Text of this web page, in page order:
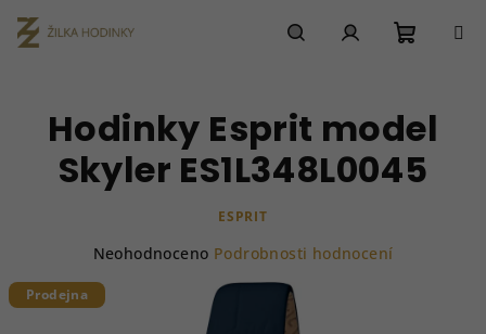
na
obsah
košík
Hodinky Esprit model
Skyler ES1L348L0045
ESPRIT
produktu
Neohodnoceno Podrobnosti hodnocení
Prodejna